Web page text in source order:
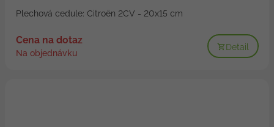
Plechová cedule: Citroën 2CV - 20x15 cm
Cena na dotaz
Na objednávku
Detail